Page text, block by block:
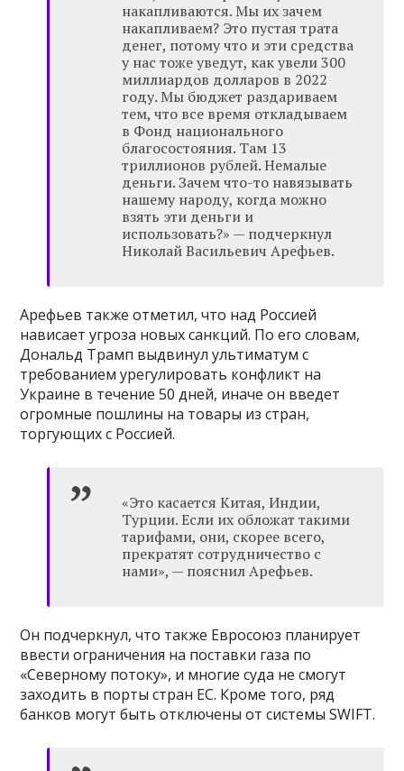
накапливаются. Мы их зачем
накапливаем? Это пустая трата
денег, потому что и эти средства
у нас тоже уведут, как увели 300
миллиардов долларов в 2022
году. Мы бюджет раздариваем
тем, что все время откладываем
в Фонд национального
благосостояния. Там 13
триллионов рублей. Немалые
деньги. Зачем что-то навязывать
нашему народу, когда можно
взять эти деньги и
использовать?» — подчеркнул
Николай Васильевич Арефьев.
Арефьев также отметил, что над Россией
нависает угроза новых санкций. По его словам,
Дональд Трамп выдвинул ультиматум с
требованием урегулировать конфликт на
Украине в течение 50 дней, иначе он введет
огромные пошлины на товары из стран,
торгующих с Россией.
«Это касается Китая, Индии,
Турции. Если их обложат такими
тарифами, они, скорее всего,
прекратят сотрудничество с
нами», — пояснил Арефьев.
Он подчеркнул, что также Евросоюз планирует
ввести ограничения на поставки газа по
«Северному потоку», и многие суда не смогут
заходить в порты стран ЕС. Кроме того, ряд
банков могут быть отключены от системы SWIFT.